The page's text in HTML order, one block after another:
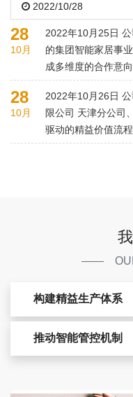
2022/10/28
28
10月
2022年10月25日
的集团智能家居事
成多维度的合作意向
28
10月
2022年10月26日
限公司 天津分公司
驱动的精益价值流
——
构建精益生产体系
推动智能管控机制